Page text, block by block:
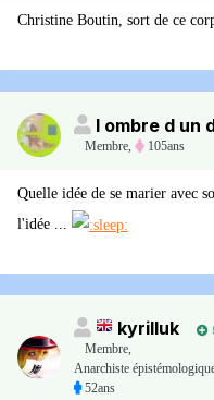
Christine Boutin, sort de ce
l ombre d un
Membre, 105ans
Quelle idée de se marier avec
l'idée ...
kyrilluk
Membre,
Anarchiste
52ans